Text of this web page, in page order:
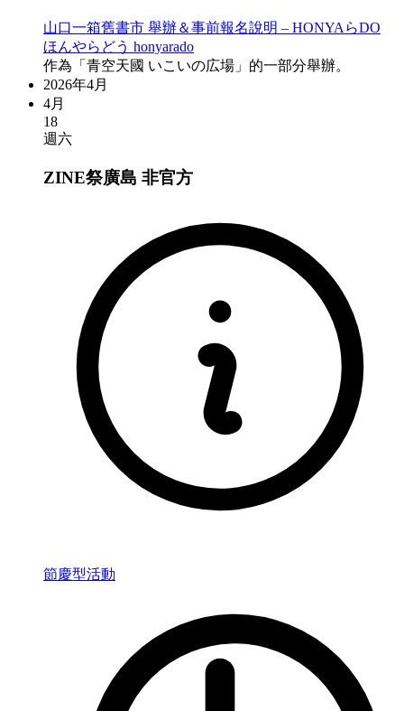
山口一箱舊書市 舉辦＆事前報名說明 – HONYAらDO
ほんやらどう honyarado
作為「青空天國 いこいの広場」的一部分舉辦。
2026年4月
4月
18
週六
ZINE祭廣島 非官方
節慶型活動